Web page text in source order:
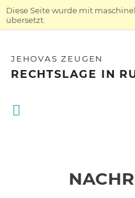
Diese Seite wurde mit
übersetzt.
JEHOVAS ZEUGEN
RECHTSLAGE IN